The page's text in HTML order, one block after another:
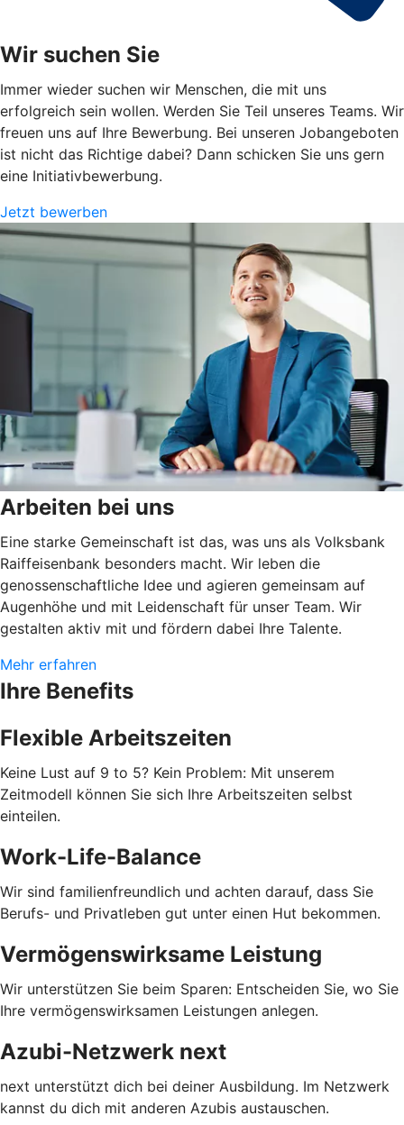
Wir suchen Sie
Immer wieder suchen wir Menschen, die mit uns
erfolgreich sein wollen. Werden Sie Teil unseres Teams. Wir
freuen uns auf Ihre Bewerbung. Bei unseren Jobangeboten
ist nicht das Richtige dabei? Dann schicken Sie uns gern
eine Initiativbewerbung.
Jetzt bewerben
Arbeiten bei uns
Eine starke Gemeinschaft ist das, was uns als Volksbank
Raiffeisenbank besonders macht. Wir leben die
genossenschaftliche Idee und agieren gemeinsam auf
Augenhöhe und mit Leidenschaft für unser Team. Wir
gestalten aktiv mit und fördern dabei Ihre Talente.
Mehr erfahren
Ihre Benefits
Flexible Arbeitszeiten
Keine Lust auf 9 to 5? Kein Problem: Mit unserem
Zeitmodell können Sie sich Ihre Arbeitszeiten selbst
einteilen.
Work-Life-Balance
Wir sind familienfreundlich und achten darauf, dass Sie
Berufs- und Privatleben gut unter einen Hut bekommen.
Vermögenswirksame Leistung
Wir unterstützen Sie beim Sparen: Entscheiden Sie, wo Sie
Ihre vermögenswirksamen Leistungen anlegen.
Azubi-Netzwerk next
next unterstützt dich bei deiner Ausbildung. Im Netzwerk
kannst du dich mit anderen Azubis austauschen.